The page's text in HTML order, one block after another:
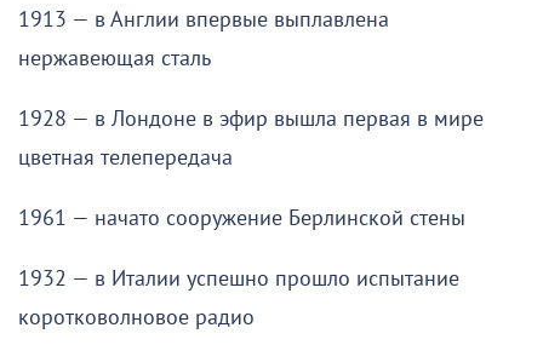
1913 — в Англии впервые выплавлена
нержавеющая сталь
1928 — в Лондоне в эфир вышла первая в мире
цветная телепередача
1961 — начато сооружение Берлинской стены
1932 — в Италии успешно прошло испытание
коротковолновое радио